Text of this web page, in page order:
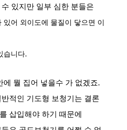
있지만 일부 심한 분들은
있어 외이도에 물질이 닿으면 이
습니다.
뭘 집어 넣을수 가 없겠죠.
적인 기도형 보청기는 결론
삽입해야 하기 때문에